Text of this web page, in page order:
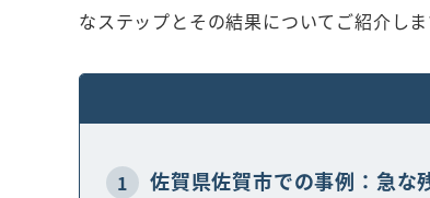
なステップとその結果についてご紹介しま
1 佐賀県佐賀市での事例：急な